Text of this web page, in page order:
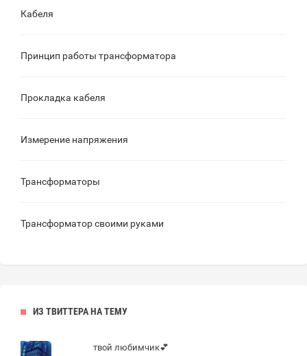
Кабеля
Принцип работы трансформатора
Прокладка кабеля
Измерение напряжения
Трансформаторы
Трансформатор своими руками
ИЗ ТВИТТЕРА НА ТЕМУ
твой любимчик💕